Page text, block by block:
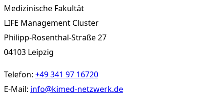
Medizinische Fakultät
LIFE Management Cluster
Philipp-Rosenthal-Straße 27
04103 Leipzig
Telefon: +49 341 97 16720
E-Mail: info@kimed-netzwerk.de